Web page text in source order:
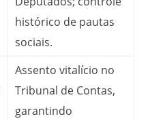
histórico de pautas
sociais.
Assento vitalício no
Tribunal de Contas,
garantindo